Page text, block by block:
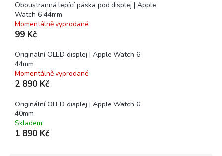
Oboustranná lepící páska pod displej | Apple
Watch 6 44mm
Momentálně vyprodané
99 Kč
Originální OLED displej | Apple Watch 6
44mm
Momentálně vyprodané
2 890 Kč
Originální OLED displej | Apple Watch 6
40mm
Skladem
1 890 Kč